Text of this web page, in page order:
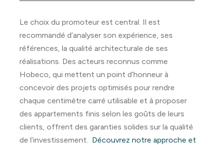
Le choix du promoteur est central. Il est
recommandé d’analyser son expérience, ses
références, la qualité architecturale de ses
réalisations. Des acteurs reconnus comme
Hobeco, qui mettent un point d’honneur à
concevoir des projets optimisés pour rendre
chaque centimètre carré utilisable et à proposer
des appartements finis selon les goûts de leurs
clients, offrent des garanties solides sur la qualité
de l’investissement. Découvrez notre approche et